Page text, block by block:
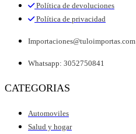
Política de devoluciones
Política de privacidad
Importaciones@tuloimportas.com
Whatsapp: 3052750841
CATEGORIAS
Automoviles
Salud y hogar